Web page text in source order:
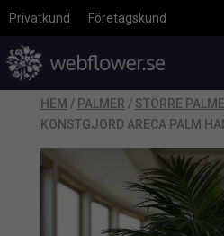
Privatkund Företagskund
HEM / PALMER / STÖRRE
KONSTGJORD ARECA PALM